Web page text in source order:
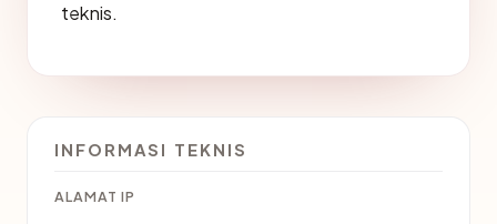
teknis.
INFORMASI TEKNIS
ALAMAT IP